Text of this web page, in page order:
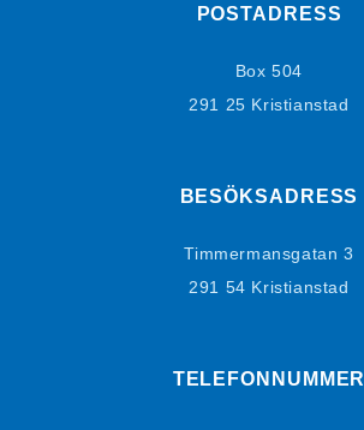
POSTADRESS
Box 504
291 25 Kristianstad
BESÖKSADRESS
Timmermansgatan 3
291 54 Kristianstad
TELEFONNUMMER